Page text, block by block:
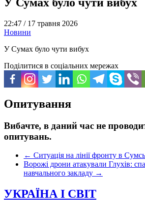
22:47 / 17 травня 2026
Новини
У Сумах було чути вибух
Поділитися в соціальних мережах
Опитування
Вибачте, в даний час не
опитувань.
← Ситуація на лінії фронту в
Ворожі дрони атакували Глухів:
навчального закладу →
УКРАЇНА І СВІТ